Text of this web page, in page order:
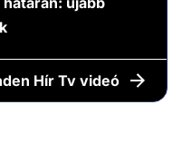
Hír Tv videó